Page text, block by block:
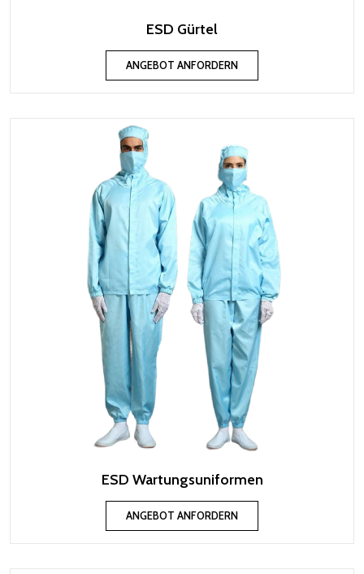
ESD Gürtel
ANGEBOT ANFORDERN
ESD Wartungsuniformen
ANGEBOT ANFORDERN